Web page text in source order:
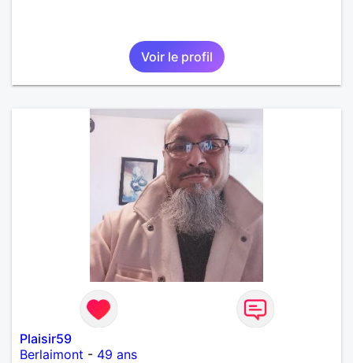
Voir le profil
Plaisir59
Berlaimont - 49 ans